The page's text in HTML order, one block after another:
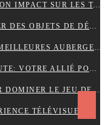
CERTIFICATIONS ISO : QUEL EST SON IMPACT SUR LES TARIFS D’UNE TRADUCTION ASSERMENTÉE ?
UN VIDE MAISON POUR RÉCUPÉRER DES OBJETS DE DÉCORATION
DORMIR PRÈS DE L’ACTION : LES MEILLEURES AUBERGES DE JEUNESSE À PROXIMITÉ DU PUY DU FOU
DÉCOUVREZ LE MASQUE ANTI CHUTE: VOTRE ALLIÉ POUR DES CHEVEUX FORTS ET SAINS
L’ART DE L’AMORTISSEMENT POUR DOMINER LE JEU DE BADMINTON
TÉLÉVISUELLE